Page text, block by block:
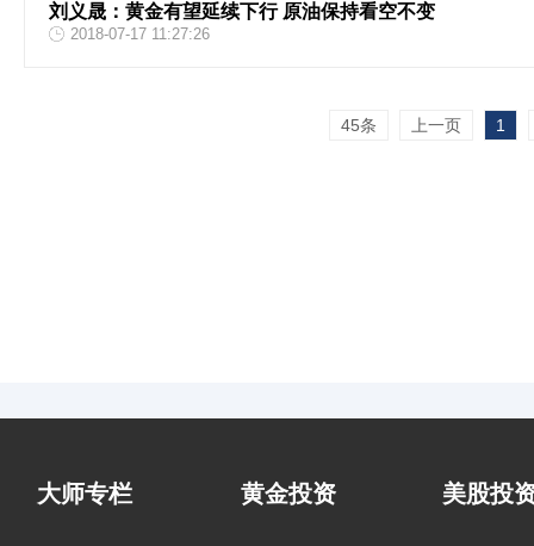
刘义晟：黄金有望延续下行 原油保持看空不变
2018-07-17 11:27:26
45条 上一页 1
大师专栏 黄金投资 美股投